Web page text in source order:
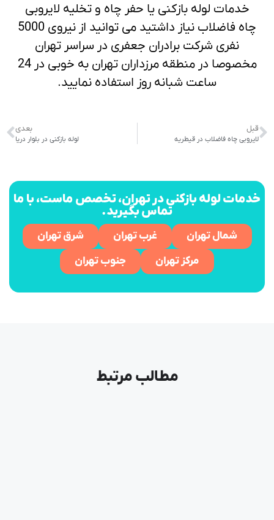
خدمات لوله بازکنی یا حفر چاه و تخلیه لایروبی
چاه فاضلاب نیاز داشتید می توانید از نیروی 5000
نفری شرکت برادران جعفری در سراسر تهران
مخصوصا در منطقه مرزداران تهران به خوبی در 24
ساعت شبانه روز استفاده نمایید.
قبل
لایروبی چاه فاضلاب در قیطریه
بعدی
لوله بازکنی در بلوار دریا
خدمات لوله بازکنی در تهران، تخصص ماست، با ما
تماس بگیرید.
شمال تهران غرب تهران
شرق تهران
مرکز تهران
جنوب تهران
مطالب مرتبط